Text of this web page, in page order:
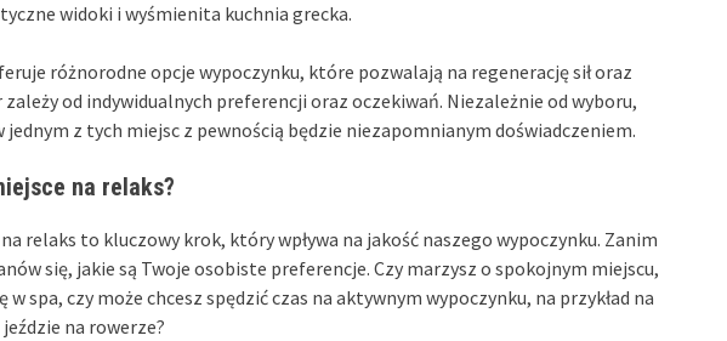
widoki i wyśmienita kuchnia grecka.
różnorodne opcje wypoczynku, które pozwalają na regenerację sił oraz
zależy od indywidualnych preferencji oraz oczekiwań. Niezależnie od wyboru,
jednym z tych miejsc z pewnością będzie niezapomnianym doświadczeniem.
na relaks?
relaks to kluczowy krok, który wpływa na jakość naszego wypoczynku. Zanim
się, jakie są Twoje osobiste preferencje. Czy marzysz o spokojnym miejscu,
w spa, czy może chcesz spędzić czas na aktywnym wypoczynku, na przykład na
na rowerze?